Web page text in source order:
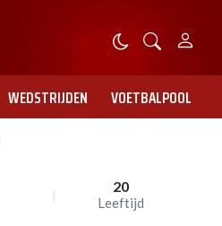
WEDSTRIJDEN VOETBALPOOL
20
Leeftijd